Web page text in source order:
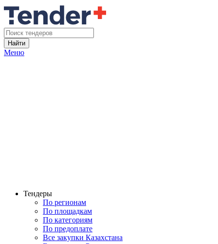
Найти
Меню
Тендеры
По регионам
По площадкам
По категориям
По предоплате
Все закупки Казахстана